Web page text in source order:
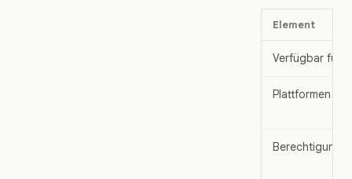
Element
Verfügbar für
Plattformen
Berechtigung